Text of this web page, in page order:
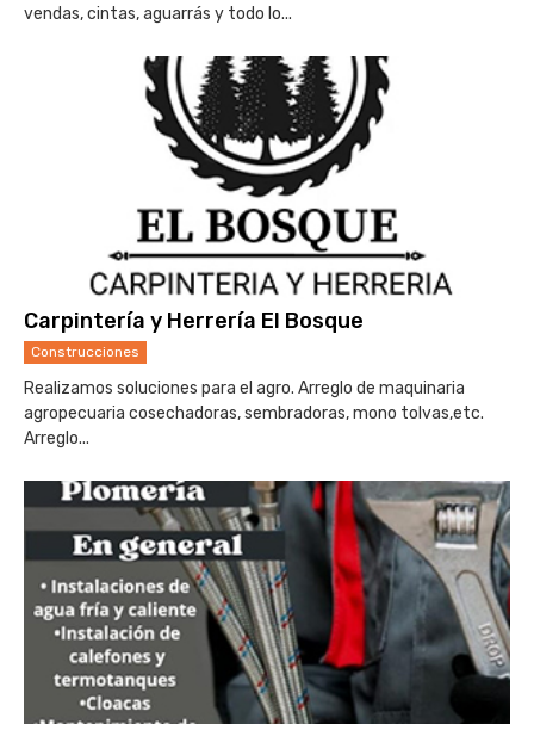
vendas, cintas, aguarrás y todo lo...
Carpintería y Herrería El Bosque
Construcciones
Realizamos soluciones para el agro. Arreglo de maquinaria
agropecuaria cosechadoras, sembradoras, mono tolvas,etc.
Arreglo...